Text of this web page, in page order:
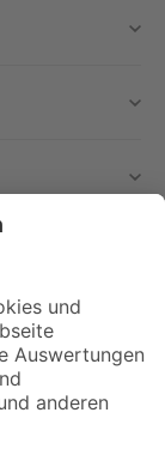
verpassen!